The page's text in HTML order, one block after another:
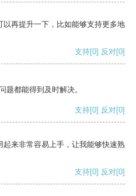
再提升一下，比如能够支持更多地
支持[0] 反对[0]
题都能得到及时解决。
支持[0] 反对[0]
来非常容易上手，让我能够快速熟
支持[0] 反对[0]